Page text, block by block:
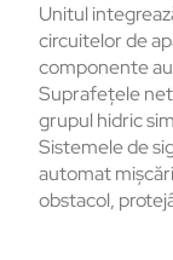
Unitul
circuitelor de
componente
Suprafețele
grupul hidric
Sistemele de
automat
obstacol,